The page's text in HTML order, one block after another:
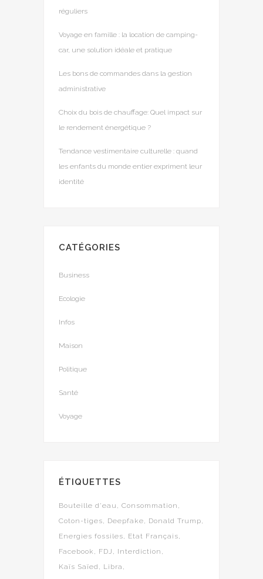
réguliers
Voyage en famille : la location de camping-
car, une solution idéale et pratique
Les bons de commandes dans la gestion
administrative
Choix du bois de chauffage: Quel impact sur
le rendement énergétique ?
Tendance vestimentaire culturelle : quand
les enfants du monde entier expriment leur
identité
CATÉGORIES
Business
Ecologie
Infos
Maison
Politique
Santé
Voyage
ÉTIQUETTES
Bouteille d'eau
Consommation
Coton-tiges
Deepfake
Donald Trump
Energies fossiles
Etat Français
Facebook
FDJ
Interdiction
Kaïs Saïed
Libra